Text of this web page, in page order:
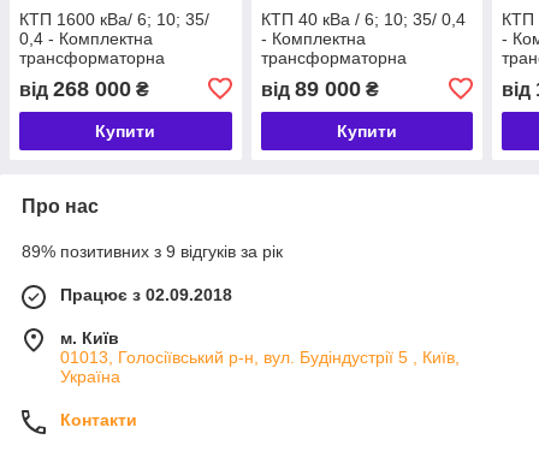
КТП 1600 кВа/ 6; 10; 35/
0,4 - Комплектна
трансформаторна
від 268 000 ₴
Купити
КТП 40 кВа / 6; 10; 35/ 0,4
- Комплектна
трансформаторна
від 89 000₴
Купити
КТП
-
від
Про нас
89% позитивних з 9 відгуків за рік
Працює з 02.09.2018
м. Київ
01013, Голосіївський р-н, вул. Будіндустрії 5 , Київ,
Україна
Контакти